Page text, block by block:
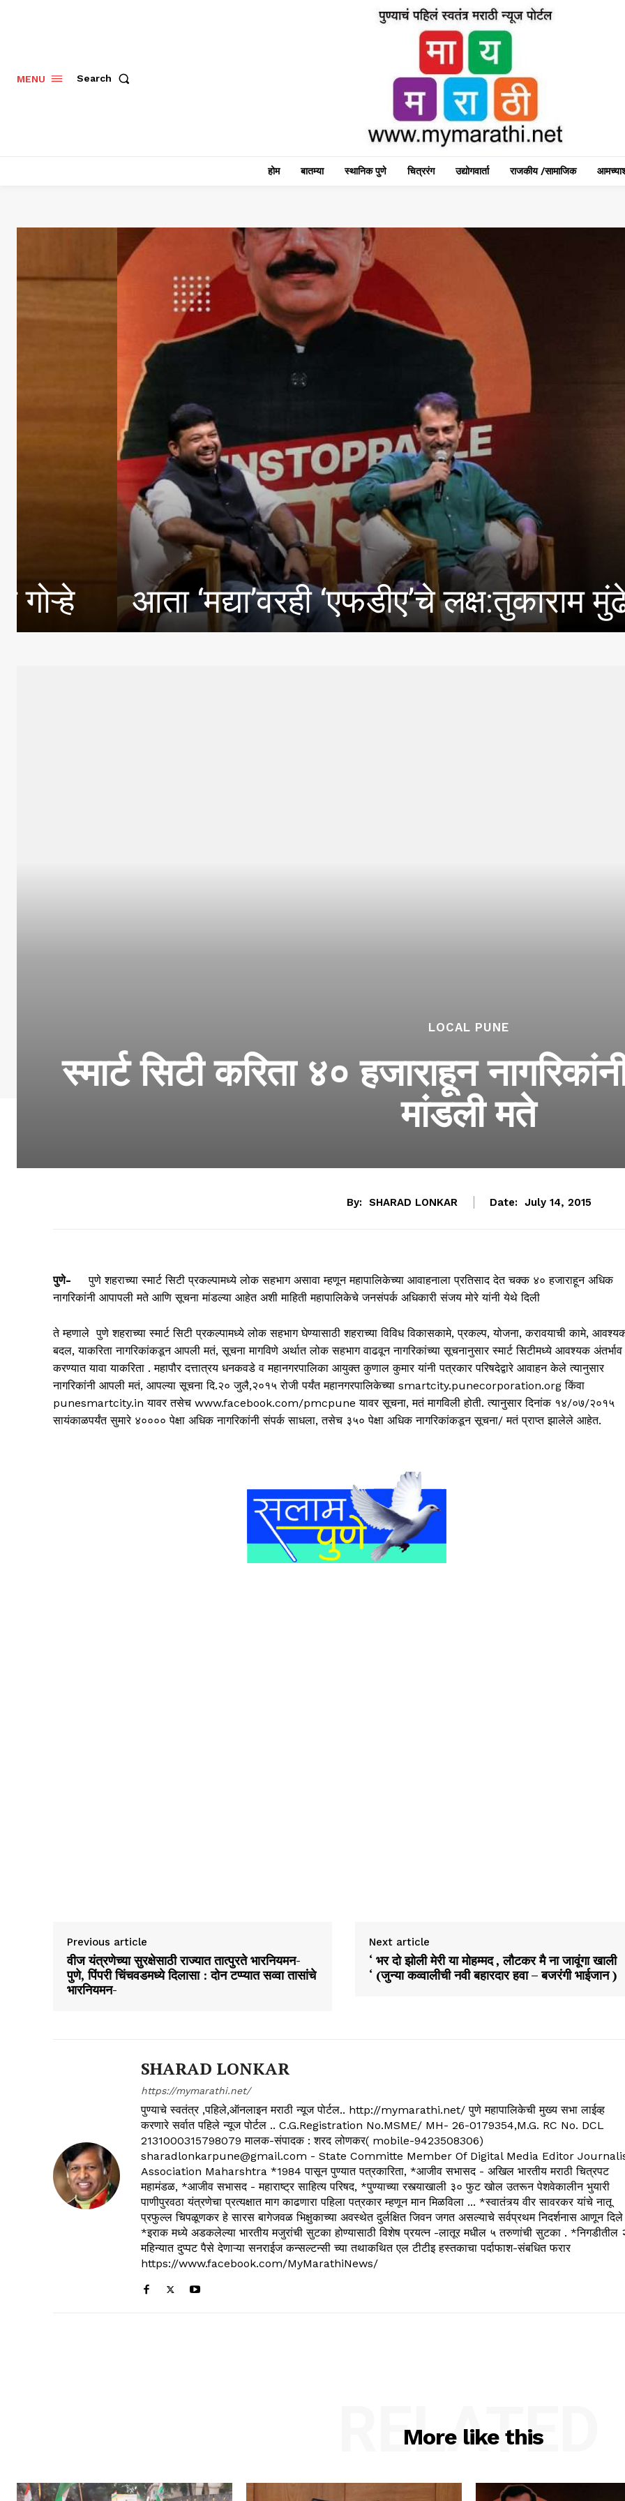
MENU Search
होम बातम्या स्थानिक पुणे चित्ररंग उद्योगवार्ता राजकीय /सामाजिक
आता ‘मद्या’वरही ‘एफडीए’चे लक्ष:तुकाराम मुंढे यांचा
LOCAL PUNE
स्मार्ट सिटी करिता ४० हजाराहून
मांडली मते
By: SHARAD LONKAR Date: July 14, 2015
पुणे-
पुणे शहराच्या स्मार्ट सिटी प्रकल्पामध्ये लोक सहभाग असावा म्हणून महापालिकेच्या आवाहनाला प्रतिसाद देत चक्क ४० हजाराहून अधिक
नागरिकांनी आपापली मते आणि सूचना मांडल्या आहेत अशी माहिती महापालिकेचे जनसंपर्क अधिकारी संजय मोरे यांनी येथे दिली
ते म्हणाले पुणे शहराच्या स्मार्ट सिटी प्रकल्पामध्ये लोक सहभाग घेण्यासाठी शहराच्या विविध विकासकामे, प्रकल्प, योजना, करावयाची कामे,
बदल, याकरिता नागरिकांकडून आपली मतं, सूचना मागविणे अर्थात लोक सहभाग वाढवून नागरिकांच्या सूचनानुसार स्मार्ट सिटीमध्ये आवश्यक अंतर्भाव
करण्यात यावा याकरिता . महापौर दत्तात्रय धनकवडे व महानगरपालिका आयुक्त कुणाल कुमार यांनी पत्रकार परिषदेद्वारे आवाहन केले त्यानुसार
नागरिकांनी आपली मतं, आपल्या सूचना दि.२० जुलै,२०१५ रोजी पर्यंत महानगरपालिकेच्या smartcity.punecorporation.org किंवा
punesmartcity.in यावर तसेच www.facebook.com/pmcpune यावर सूचना, मतं मागविली होती. त्यानुसार दिनांक १४/०७/२०१५
सायंकाळपर्यंत सुमारे ४०००० पेक्षा अधिक नागरिकांनी संपर्क साधला, तसेच ३५० पेक्षा अधिक नागरिकांकडून सूचना/ मतं प्राप्त झालेले आहेत.
Previous article
वीज यंत्रणेच्या सुरक्षेसाठी राज्यात तात्पुरते भारनियमन-
पुणे, पिंपरी चिंचवडमध्ये दिलासा : दोन टप्प्यात सव्वा तासांचे
भारनियमन-
Next article
‘ भर दो झोली मेरी या मोहम्मद , लौटकर मै ना जावूंगा खाली
‘ (जुन्या कव्वालीची नवी बहारदार हवा – बजरंगी भाईजान )
SHARAD LONKAR
https://mymarathi.net/
पुण्याचे स्वतंत्र ,पहिले,ऑनलाइन मराठी न्यूज पोर्टल.. http://mymarathi.net/ पुणे महापालिकेची मुख्य सभा लाईव्ह
करणारे सर्वात पहिले न्यूज पोर्टल .. C.G.Registration No.MSME/ MH- 26-0179354,M.G. RC No. DCL
2131000315798079 मालक-संपादक : शरद लोणकर( mobile-9423508306)
sharadlonkarpune@gmail.com - State Committe Member Of Digital Media Editor
Association Maharshtra *1984 पासून पुण्यात पत्रकारिता, *आजीव सभासद - अखिल भारतीय मराठी चित्रपट
महामंडळ, *आजीव सभासद - महाराष्ट्र साहित्य परिषद, *पुण्याच्या रस्त्याखाली ३० फुट खोल उतरून पेशवेकालीन भुयारी
पाणीपुरवठा यंत्रणेचा प्रत्यक्षात माग काढणारा पहिला पत्रकार म्हणून मान मिळविला ... *स्वातंत्र्य वीर सावरकर यांचे नातू
प्रफुल्ल चिपळूणकर हे सारस बागेजवळ भिक्षुकाच्या अवस्थेत दुर्लक्षित जिवन जगत असल्याचे सर्वप्रथम निदर्शनास आणून दिले
*इराक मध्ये अडकलेल्या भारतीय मजुरांची सुटका होण्यासाठी विशेष प्रयत्न -लातूर मधील ५ तरुणांची सुटका . *निगडीतील
महिन्यात दुप्पट पैसे देणाऱ्या सनराईज कन्सल्टन्सी च्या तथाकथित एल टीटीइ हस्तकाचा पर्दाफाश-संबधित फरार
https://www.facebook.com/MyMarathiNews/
More like this
RELATED